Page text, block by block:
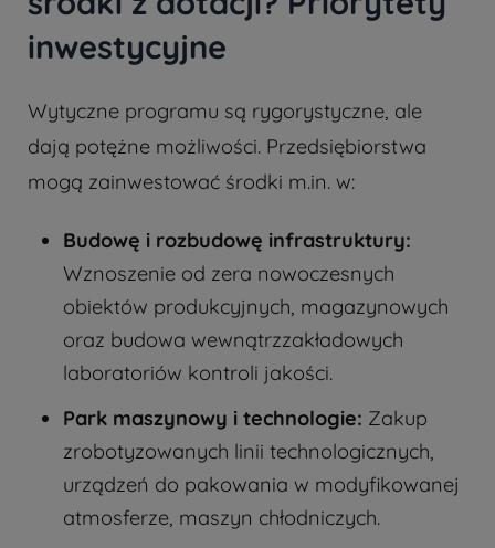
inwestycyjne
Wytyczne programu są rygorystyczne, ale
dają potężne możliwości. Przedsiębiorstwa
mogą zainwestować środki m.in. w:
Budowę i rozbudowę infrastruktury:
Wznoszenie od zera nowoczesnych
obiektów produkcyjnych, magazynowych
oraz budowa wewnątrzzakładowych
laboratoriów kontroli jakości.
Park maszynowy i technologie: Zakup
zrobotyzowanych linii technologicznych,
urządzeń do pakowania w modyfikowanej
atmosferze, maszyn chłodniczych.